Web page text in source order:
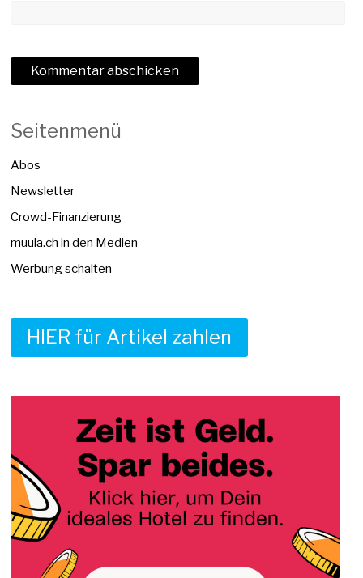
Seitenmenü
Abos
Newsletter
Crowd-Finanzierung
muula.ch in den Medien
Werbung schalten
HIER für Artikel zahlen